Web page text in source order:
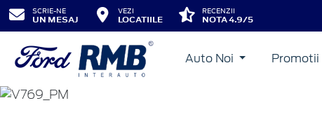
SCRIE-NE
UN MESAJ
VEZI
LOCATIILE
RECENZII
NOTA 4.9/5
Auto Noi Promotii
TOURNEO COURIER